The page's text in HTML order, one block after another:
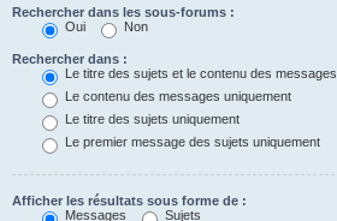
Rechercher dans les sous-forums :
Oui
Non
Rechercher dans :
Le titre des sujets et le contenu des messages
Le contenu des messages uniquement
Le titre des sujets uniquement
Le premier message des sujets uniquement
Afficher les résultats sous forme de :
Messages
Sujets